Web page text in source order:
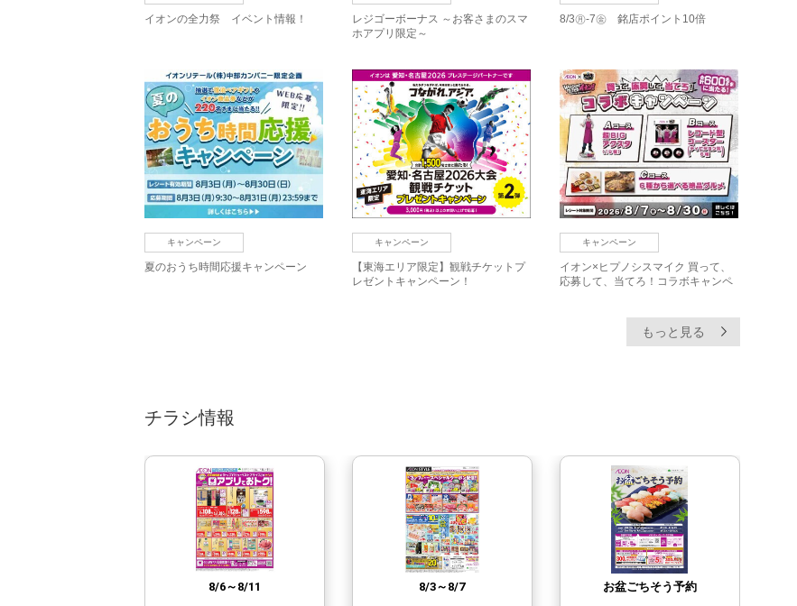
イオンの全力祭 イベント情報！
レジゴーボーナス ～お客さまのスマ
ホアプリ限定～
8/3㊊-7㊎ 銘店ポイント10倍
キャンペーン
夏のおうち時間応援キャンペーン
キャンペーン
【東海エリア限定】観戦チケットプ
レゼントキャンペーン！
キャンペーン
イオン×ヒプノシスマイク 買って、
応募して、当てろ！コラボキャンペ
もっと見る
チラシ情報